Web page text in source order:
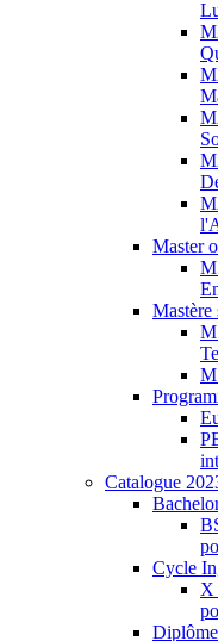
Master
Mastère
Catalogue
Cycle
X